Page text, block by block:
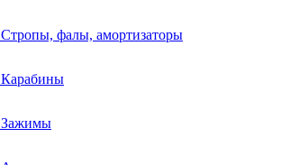
Стропы, фалы, амортизаторы
Карабины
Зажимы